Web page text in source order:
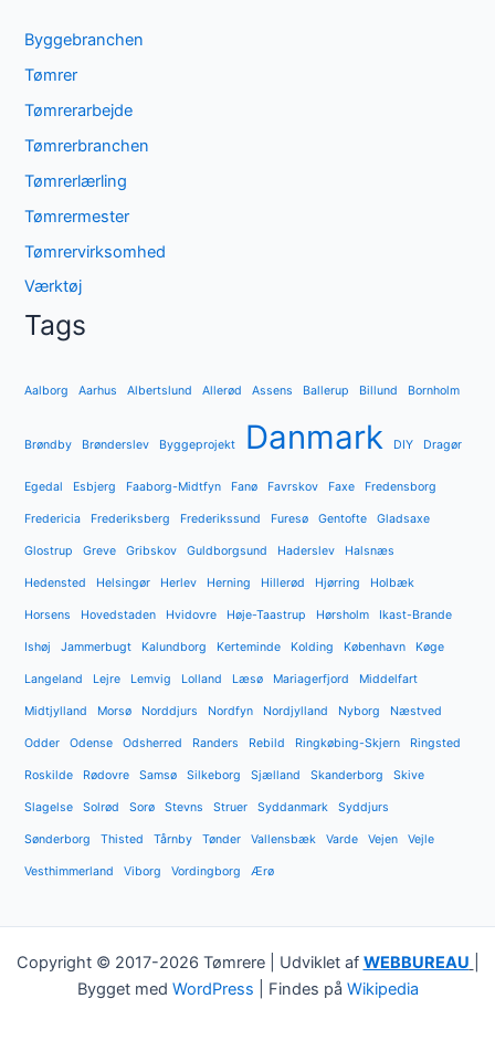
Byggebranchen
Tømrer
Tømrerarbejde
Tømrerbranchen
Tømrerlærling
Tømrermester
Tømrervirksomhed
Værktøj
Tags
Aalborg Aarhus Albertslund Allerød Assens Ballerup Billund Bornholm
Brøndby Brønderslev Byggeprojekt Danmark DIY Dragør
Egedal Esbjerg Faaborg-Midtfyn Fanø Favrskov Faxe Fredensborg
Fredericia Frederiksberg Frederikssund Furesø Gentofte Gladsaxe
Glostrup Greve Gribskov Guldborgsund Haderslev Halsnæs
Hedensted Helsingør Herlev Herning Hillerød Hjørring Holbæk
Horsens Hovedstaden Hvidovre Høje-Taastrup Hørsholm Ikast-Brande
Ishøj Jammerbugt Kalundborg Kerteminde Kolding København Køge
Langeland Lejre Lemvig Lolland Læsø Mariagerfjord Middelfart
Midtjylland Morsø Norddjurs Nordfyn Nordjylland Nyborg Næstved
Odder Odense Odsherred Randers Rebild Ringkøbing-Skjern Ringsted
Roskilde Rødovre Samsø Silkeborg Sjælland Skanderborg Skive
Slagelse Solrød Sorø Stevns Struer Syddanmark Syddjurs
Sønderborg Thisted Tårnby Tønder Vallensbæk Varde Vejen Vejle
Vesthimmerland Viborg Vordingborg Ærø
Copyright © 2017-2026 Tømrere | Udviklet af WEBBUREAU
Bygget med WordPress | Findes på Wikipedia